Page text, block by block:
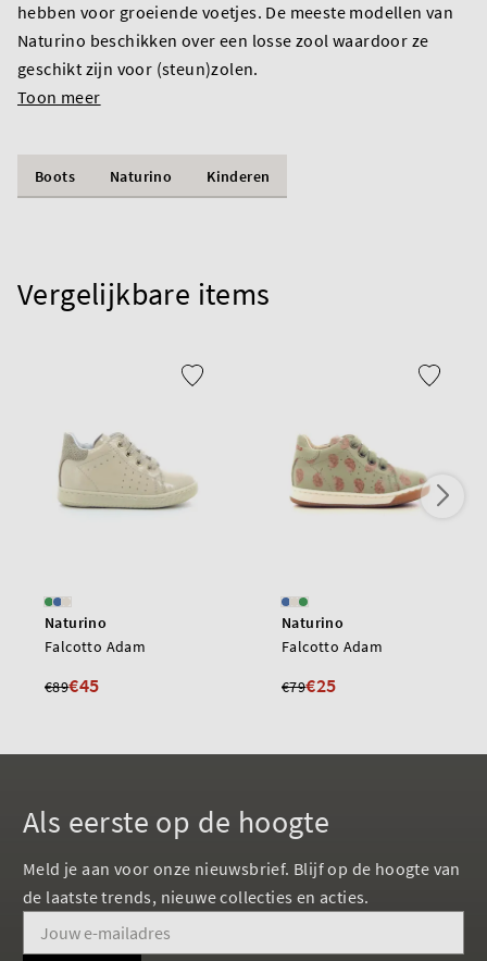
hebben voor groeiende voetjes. De meeste modellen van
Naturino beschikken over een losse zool waardoor ze
geschikt zijn voor (steun)zolen.
Toon meer
Boots Naturino Kinderen
Vergelijkbare items
Naturino
Falcotto Adam
€89€45
Naturino
Falcotto Adam
€79€25
Als eerste op de hoogte
Meld je aan voor onze nieuwsbrief. Blijf op de hoogte van
de laatste trends, nieuwe collecties en acties.